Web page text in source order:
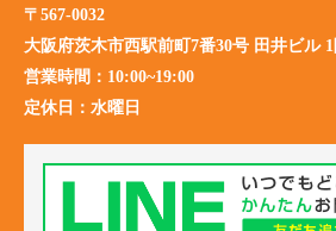
〒567-0032
大阪府茨木市西駅前町7番30号 田井ビル
営業時間： 10:00~19:00
定休日： 水曜日